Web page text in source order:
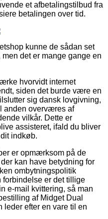
et afbetalingstilbud fra
betalingen over tid.
kunne de sådan set
det er mange gange en
hvorvidt internet
siden det burde være en
sig dansk lovgivning,
anden overværes af
vilkår. Dette er
assisteret, ifald du bliver
indkøb.
er opmærksom på de
kan have betydning for
ombytningspolitik
forbindelse er det tillige
e-mail kvittering, så man
af Midget Dual
leder efter en vare til en